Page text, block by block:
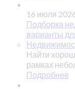
16 июля
Подборка
варианты
Найти
рамках
Подробнее